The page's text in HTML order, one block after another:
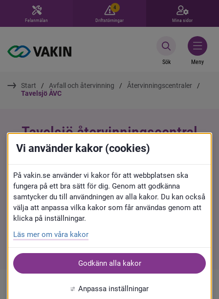
Felanmälan
4
Driftstörningar Mina sidor
Sök Meny
Start Avfall och återvinning
Återvinningscentraler
Tavelsjö ÅVC
Tavelsjö återvinningscentral
Här kan privatpersoner lämna in återbruk,
avfall.
Hitta hit
Vad kan jag lämna på Tavelsjö ÅVC?
Vi använder kakor (cookies)
På vakin.se använder vi kakor för att webbplatsen ska
fungera på ett bra sätt för dig. Genom att godkänna
samtycker du till användningen av alla kakor. Du kan också
välja att anpassa vilka kakor som får användas genom att
klicka på inställningar.
Läs mer om våra kakor
Godkänn alla kakor
Anpassa inställningar